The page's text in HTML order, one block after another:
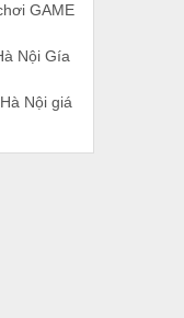
GAME
Nội Gía
Nội giá